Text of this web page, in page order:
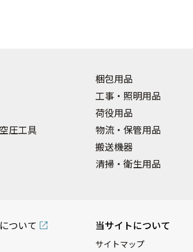
圧工具
梱包用品
工事・照明用品
荷役用品
物流・保管用品
搬送機器
清掃・衛生用品
ついて 当サイトについて
サイトマップ